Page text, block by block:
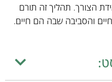
הצורך. תהליך זה תורם
והסביבה שבה הם חיים.